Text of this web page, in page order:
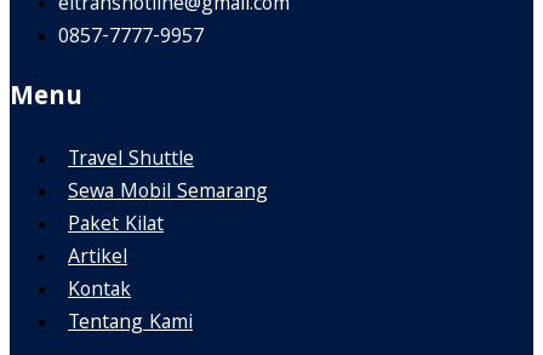
0857-7777-9957
Menu
Travel Shuttle
Sewa Mobil Semarang
Paket Kilat
Artikel
Kontak
Tentang Kami